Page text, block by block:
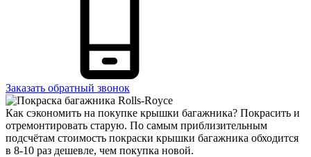
Заказать обратный звонок
Как сэкономить на покупке крышки багажника? Покрасить и
отремонтировать старую. По самым приблизительным
подсчётам стоимость покраски крышки багажника обходится
в 8-10 раз дешевле, чем покупка новой.